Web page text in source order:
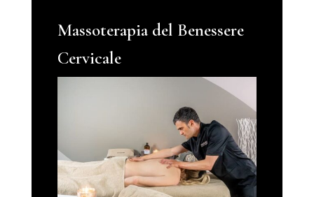
Massoterapia del Benessere
Cervicale